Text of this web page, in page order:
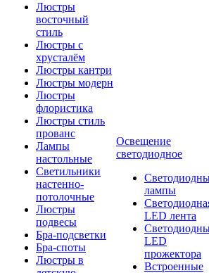
Люстры
восточный
стиль
Люстры с
хрусталём
Люстры кантри
Люстры модерн
Люстры
флористика
Люстры стиль
прованс
Лампы
настольные
Светильники
настенно-
потолочные
Люстры
подвесы
Бра-подсветки
Бра-споты
Люстры в
Освещение
светодиодное
лампы
LED лента
LED
прожектора
Встроенные